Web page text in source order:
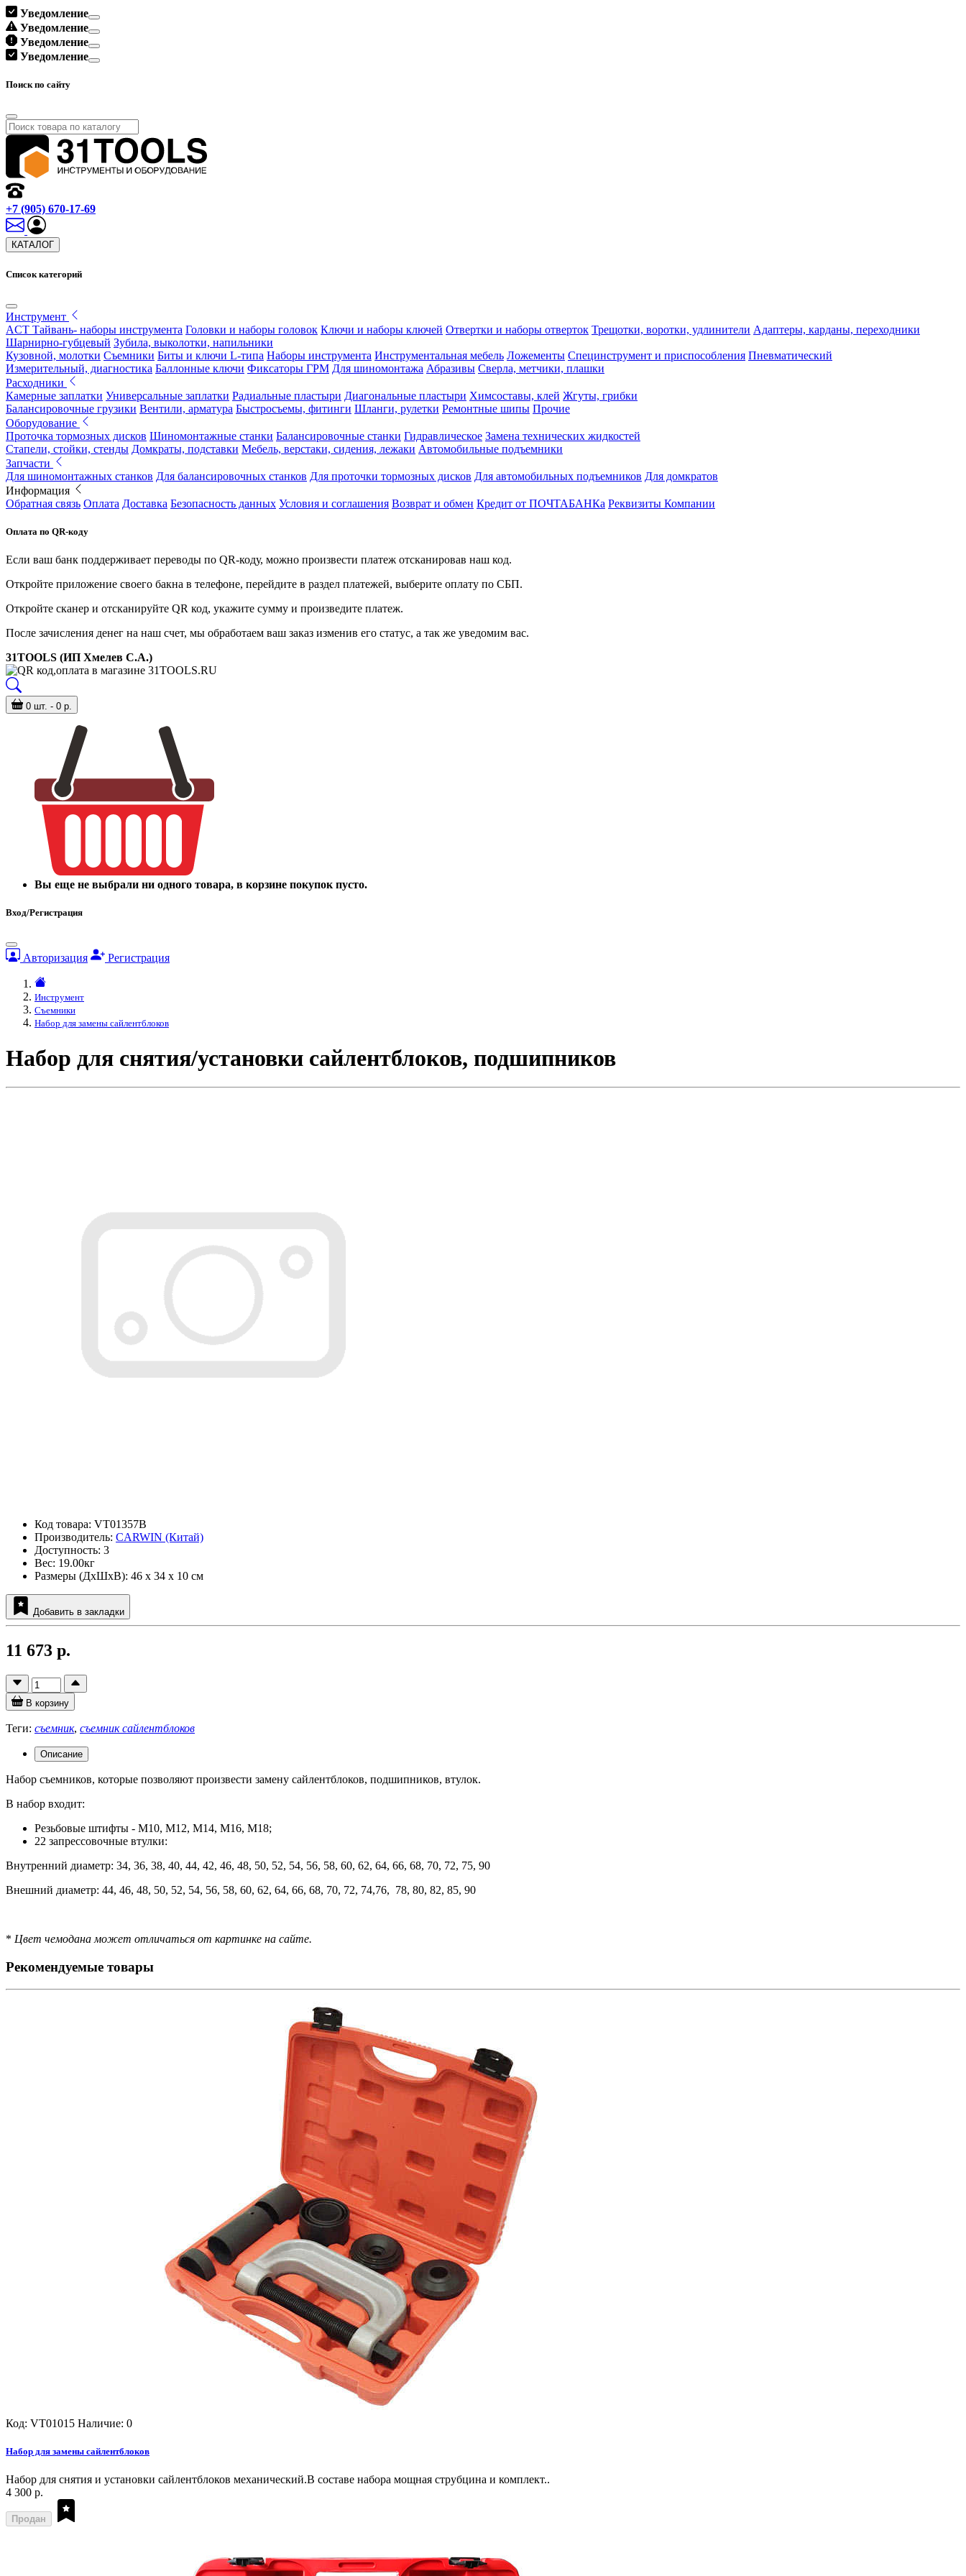
Уведомление
Уведомление
Уведомление
Уведомление
Поиск по сайту
+7 (905) 670-17-69
КАТАЛОГ
Список категорий
Инструмент
ACT Тайвань- наборы инструмента Головки и наборы головок Ключи и наборы ключей Отвертки и наборы отверток Трещотки, воротки, удлинители Адаптеры, карданы, переходники
Шарнирно-губцевый Зубила, выколотки, напильники
Кузовной, молотки Съемники Биты и ключи L-типа Наборы инструмента Инструментальная мебель Ложементы Специнструмент и приспособления Пневматический
Измерительный, диагностика Баллонные ключи Фиксаторы ГРМ Для шиномонтажа Абразивы Сверла, метчики, плашки
Расходники
Камерные заплатки Универсальные заплатки Радиальные пластыри Диагональные пластыри Химсоставы, клей Жгуты, грибки
Балансировочные грузики Вентили, арматура Быстросъемы, фитинги Шланги, рулетки Ремонтные шипы Прочие
Оборудование
Проточка тормозных дисков Шиномонтажные станки Балансировочные станки Гидравлическое Замена технических жидкостей
Стапели, стойки, стенды Домкраты, подставки Мебель, верстаки, сидения, лежаки Автомобильные подъемники
Запчасти
Для шиномонтажных станков Для балансировочных станков Для проточки тормозных дисков Для автомобильных подъемников Для домкратов
Информация
Обратная связь Оплата Доставка Безопасность данных Условия и соглашения Возврат и обмен Кредит от ПОЧТАБАНКа Реквизиты Компании
Оплата по QR-коду
Если ваш банк поддерживает переводы по QR-коду, можно произвести платеж отсканировав наш код.
Откройте приложение своего бакна в телефоне, перейдите в раздел платежей, выберите оплату по СБП.
Откройте сканер и отсканируйте QR код, укажите сумму и произведите платеж.
После зачисления денег на наш счет, мы обработаем ваш заказ изменив его статус, а так же уведомим вас.
31TOOLS (ИП Хмелев С.А.)
0 шт. - 0 р.
Вы еще не выбрали ни одного товара, в корзине покупок пусто.
Вход/Регистрация
Авторизация Регистрация
Инструмент
Съемники
Набор для замены сайлентблоков
Набор для снятия/установки сайлентблоков, подшипников
Код товара: VT01357B
Производитель: CARWIN (Китай)
Доступность: 3
Вес: 19.00кг
Размеры (ДxШxВ): 46 x 34 x 10 см
Добавить в закладки
11 673 р.
В корзину
Теги: съемник, съемник сайлентблоков
Описание
Набор съемников, которые позволяют произвести замену сайлентблоков, подшипников, втулок.
В набор входит:
Резьбовые штифты - М10, М12, М14, М16, М18;
22 запрессовочные втулки:
Внутренний диаметр: 34, 36, 38, 40, 44, 42, 46, 48, 50, 52, 54, 56, 58, 60, 62, 64, 66, 68, 70, 72, 75, 90
Внешний диаметр: 44, 46, 48, 50, 52, 54, 56, 58, 60, 62, 64, 66, 68, 70, 72, 74,76, 78, 80, 82, 85, 90
* Цвет чемодана может отличаться от картинке на сайте.
Рекомендуемые товары
Код: VT01015 Наличие: 0
Набор для замены сайлентблоков
Набор для снятия и установки сайлентблоков механический.В составе набора мощная струбцина и комплект..
4 300 р.
Продан